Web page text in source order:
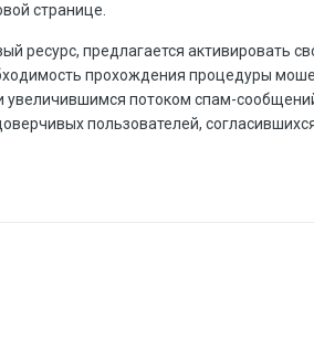
странице.
ресурс, предлагается активировать
прохождения процедуры
увеличившимся потоком спам-
пользователей,